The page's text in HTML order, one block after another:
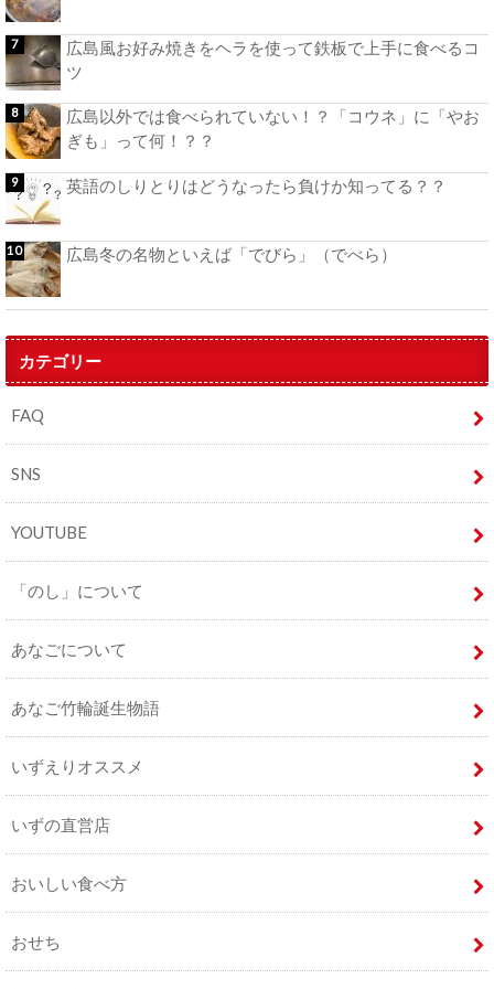
広島風お好み焼きをヘラを使って鉄板で上手に食べるコ
ツ
広島以外では食べられていない！？「コウネ」に「やお
ぎも」って何！？？
英語のしりとりはどうなったら負けか知ってる？？
広島冬の名物といえば「でびら」（でべら）
カテゴリー
FAQ
SNS
YOUTUBE
「のし」について
あなごについて
あなご竹輪誕生物語
いずえりオススメ
いずの直営店
おいしい食べ方
おせち